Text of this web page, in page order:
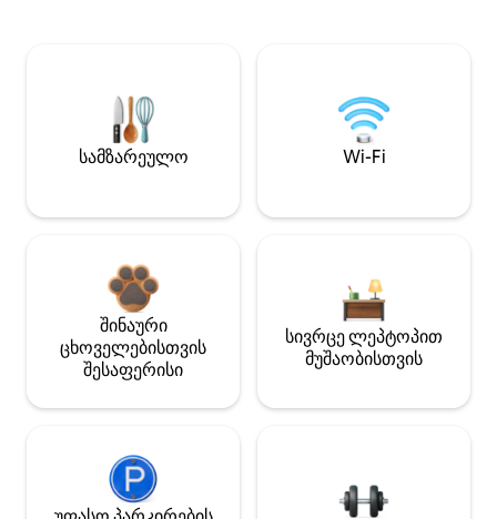
სამზარეულო Wi-Fi
შინაური
ცხოველებისთვის
შესაფერისი
სივრცე ლეპტოპით
მუშაობისთვის